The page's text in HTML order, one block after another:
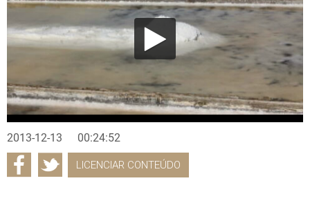
2013-12-13 00:24:52
LICENCIAR CONTEÚDO